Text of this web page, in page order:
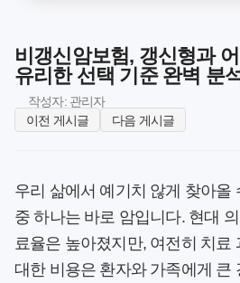
비갱신암보험, 갱신형과
유리한 선택 기준 완벽 분
작성자: 관리자
이전 게시글
다음 게시글
우리 삶에서 예기치 않게 찾아올
중 하나는 바로 암입니다. 현대
료율은 높아졌지만, 여전히 치료
대한 비용은 환자와 가족에게 큰